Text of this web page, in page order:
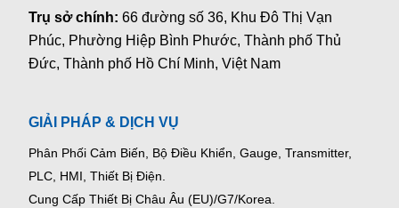
Trụ sở chính:66 đường số 36, Khu Đô Thị Vạn
Phúc, Phường Hiệp Bình Phước, Thành phố Thủ
Đức, Thành phố Hồ Chí Minh, Việt Nam
GIẢI PHÁP & DỊCH VỤ
Phân Phối Cảm Biến, Bộ Điều Khiển, Gauge, Transmitter,
PLC, HMI, Thiết Bị Điện.
Cung Cấp Thiết Bị Châu Âu (EU)/G7/Korea.